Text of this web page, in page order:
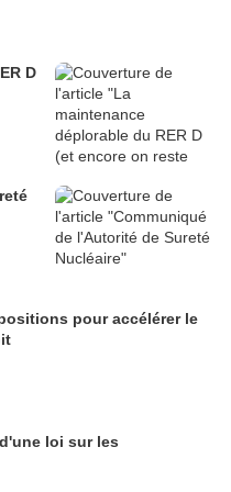
D
pour accélérer le
loi sur les